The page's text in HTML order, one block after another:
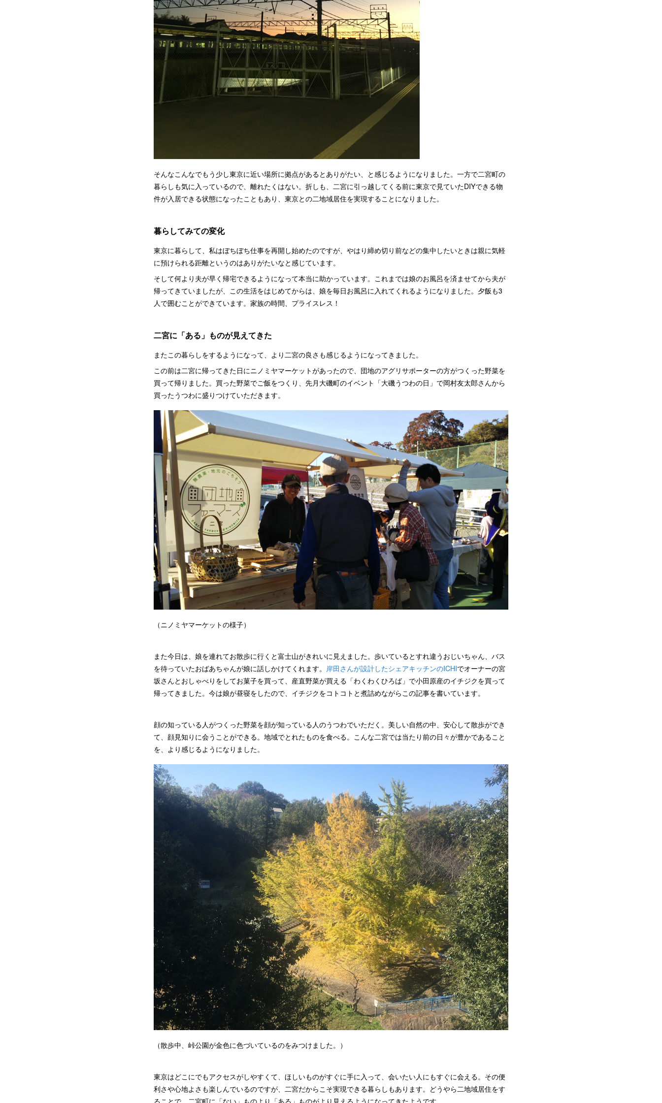
そんなこんなでもう少し東京に近い場所に拠点があるとありがたい、と感じるようになりました。一方で二宮町の
暮らしも気に入っているので、離れたくはない。折しも、二宮に引っ越してくる前に東京で見ていたDIYできる物
件が入居できる状態になったこともあり、東京との二地域居住を実現することになりました。
暮らしてみての変化
東京に暮らして、私はぼちぼち仕事を再開し始めたのですが、やはり締め切り前などの集中したいときは親に気軽
に預けられる距離というのはありがたいなと感じています。
そして何より夫が早く帰宅できるようになって本当に助かっています。これまでは娘のお風呂を済ませてから夫が
帰ってきていましたが、この生活をはじめてからは、娘を毎日お風呂に入れてくれるようになりました。夕飯も3
人で囲むことができています。家族の時間、プライスレス！
二宮に「ある」ものが見えてきた
またこの暮らしをするようになって、より二宮の良さも感じるようになってきました。
この前は二宮に帰ってきた日にニノミヤマーケットがあったので、団地のアグリサポーターの方がつくった野菜を
買って帰りました。買った野菜でご飯をつくり、先月大磯町のイベント「大磯うつわの日」で岡村友太郎さんから
買ったうつわに盛りつけていただきます。
（ニノミヤマーケットの様子）
また今日は、娘を連れてお散歩に行くと富士山がきれいに見えました。歩いているとすれ違うおじいちゃん、バス
を待っていたおばあちゃんが娘に話しかけてくれます。 岸田さんが設計したシェアキッチンのICHIでオーナーの宮
坂さんとおしゃべりをしてお菓子を買って、産直野菜が買える「わくわくひろば」で小田原産のイチジクを買って
帰ってきました。今は娘が昼寝をしたので、イチジクをコトコトと煮詰めながらこの記事を書いています。
顔の知っている人がつくった野菜を顔が知っている人のうつわでいただく。美しい自然の中、安心して散歩ができ
て、顔見知りに会うことができる。地域でとれたものを食べる。こんな二宮では当たり前の日々が豊かであること
を、より感じるようになりました。
（散歩中、峠公園が金色に色づいているのをみつけました。）
東京はどこにでもアクセスがしやすくて、ほしいものがすぐに手に入って、会いたい人にもすぐに会える。その便
利さや心地よさも楽しんでいるのですが、二宮だからこそ実現できる暮らしもあります。どうやら二地域居住をす
ることで、二宮町に「ない」ものより「ある」ものがより見えるようになってきたようです。